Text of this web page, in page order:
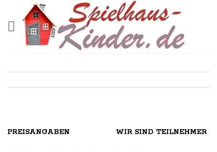
PREISANGABEN WIR SIND TEILNEHMER